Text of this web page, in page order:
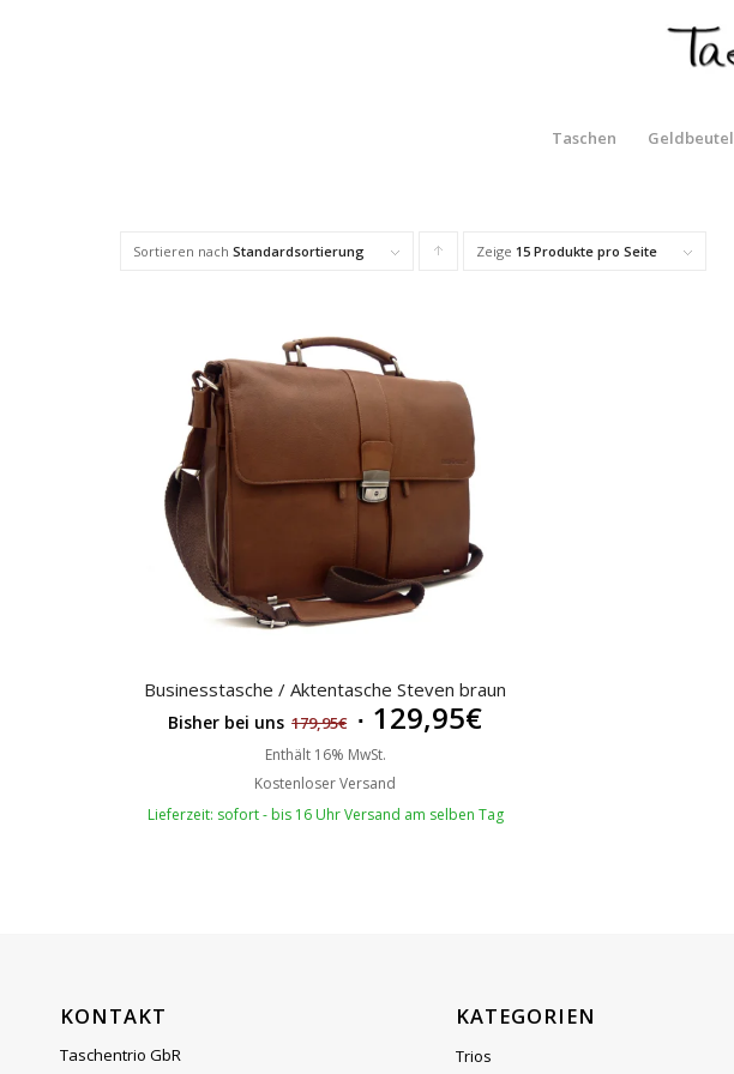
Taschen Geldbeutel
Sortieren nach Standardsortierung Klicke,
aufsteigender
Reihenfolge
sortieren
Zeige 15 Produkte pro Seite
Businesstasche / Aktentasche Steven braun
Bisher bei uns 179,95€ 129,95€
Enthält 16% MwSt.
Kostenloser Versand
Lieferzeit: sofort - bis 16 Uhr Versand am selben Tag
KONTAKT
Taschentrio GbR
KATEGORIEN
Trios